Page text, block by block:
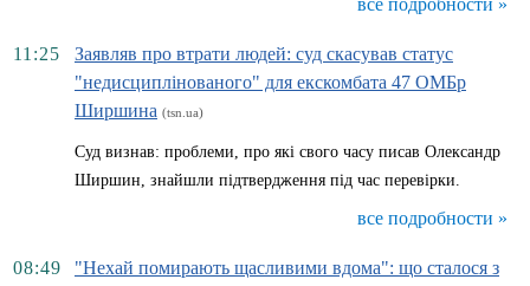
все подробности »
11:25
Заявляв про втрати людей: суд скасував статус
"недисциплінованого" для екскомбата 47 ОМБр
Ширшина (tsn.ua)
Суд визнав: проблеми, про які свого часу писав Олександр
Ширшин, знайшли підтвердження під час перевірки.
все подробности »
08:49
"Нехай помирають щасливими вдома": що сталося з